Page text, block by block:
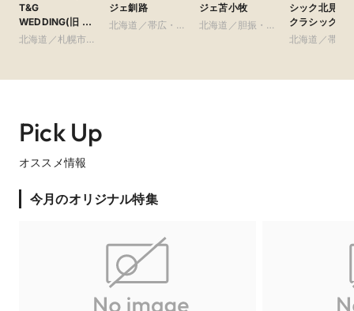
T&G
WEDDING(旧 ヒ
ルサイドクラブ迎
北海道／札幌市・
ジェ釧路
北海道／帯広・釧
ジェ苫小牧
北海道／胆振・日
シック北見 ●
クラシックグ
プ
北海道／帯広
Pick Up
オススメ情報
今月のオリジナル特集